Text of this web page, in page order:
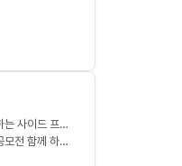
사이드 프로
전 함께 하실